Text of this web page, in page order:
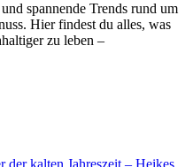
spannende Trends rund um
Hier findest du alles, was
zu leben –
der kalten Jahreszeit – Heikes